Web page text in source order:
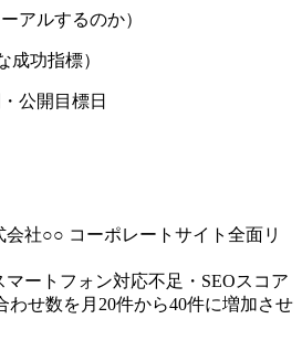
アルするのか）
成功指標）
公開目標日
社○○ コーポレートサイト全面リ
ートフォン対応不足・SEOスコア
わせ数を月20件から40件に増加させ